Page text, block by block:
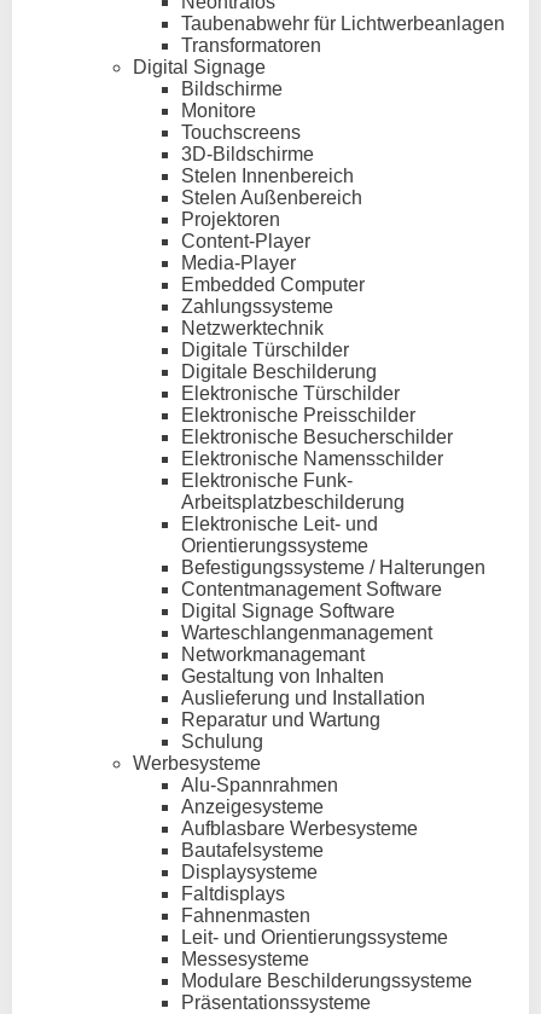
Taubenabwehr für Lichtwerbeanlagen
Transformatoren
Digital Signage
Bildschirme
Monitore
Touchscreens
3D-Bildschirme
Stelen Innenbereich
Stelen Außenbereich
Projektoren
Content-Player
Media-Player
Embedded Computer
Zahlungssysteme
Netzwerktechnik
Digitale Türschilder
Digitale Beschilderung
Elektronische Türschilder
Elektronische Preisschilder
Elektronische Besucherschilder
Elektronische Namensschilder
Elektronische Funk-
Arbeitsplatzbeschilderung
Elektronische Leit- und
Orientierungssysteme
Befestigungssysteme / Halterungen
Contentmanagement Software
Digital Signage Software
Warteschlangenmanagement
Networkmanagemant
Gestaltung von Inhalten
Auslieferung und Installation
Reparatur und Wartung
Schulung
Werbesysteme
Alu-Spannrahmen
Anzeigesysteme
Aufblasbare Werbesysteme
Bautafelsysteme
Displaysysteme
Faltdisplays
Fahnenmasten
Leit- und Orientierungssysteme
Messesysteme
Modulare Beschilderungssysteme
Präsentationssysteme